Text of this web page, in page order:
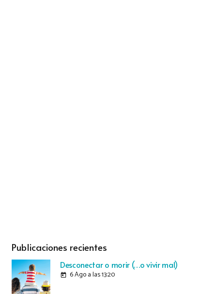
Publicaciones recientes
Desconectar o morir (…o vivir mal)
today 6 Ago a las 13:20